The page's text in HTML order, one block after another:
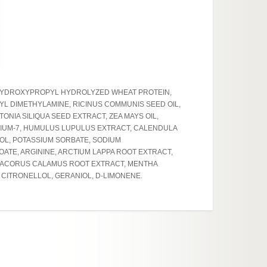
HYDROLYZED WHEAT PROTEIN,
DIMETHYLAMINE, RICINUS COMMUNIS SEED OIL,
SILIQUA SEED EXTRACT, ZEA MAYS OIL,
7, HUMULUS LUPULUS EXTRACT, CALENDULA
POTASSIUM SORBATE, SODIUM
ARGININE, ARCTIUM LAPPA ROOT EXTRACT,
CALAMUS ROOT EXTRACT, MENTHA
GERANIOL, D-LIMONENE.